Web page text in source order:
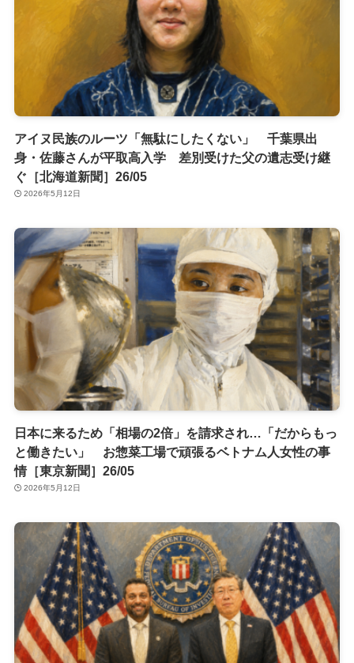
アイヌ民族のルーツ「無駄にしたくない」 千葉県出
身・佐藤さんが平取高入学 差別受けた父の遺志受け継
ぐ［北海道新聞］26/05
2026年5月12日
日本に来るため「相場の2倍」を請求され…「だからもっ
と働きたい」 お惣菜工場で頑張るベトナム人女性の事
情［東京新聞］26/05
2026年5月12日